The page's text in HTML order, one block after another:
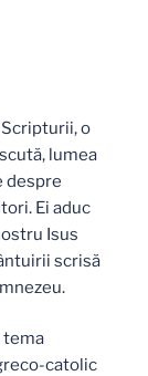
o
lumea
despre
Ei aduc
Isus
scrisă
tema
catolic